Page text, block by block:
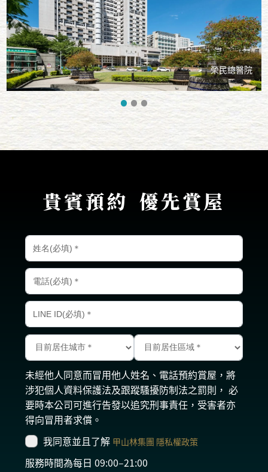
榮民總醫院
貴賓預約 優先賞屋
未經他人同意而冒用他人姓名、電話預約賞屋，將
涉犯個人資料保護法及跟蹤騷擾防制法之罰則， 必
要時本公司可進行告發以追究刑事責任，受害者亦
得向冒用者求償。
我同意並且了解 甲山林集團 隱私權政策
服務時間為每日 09:00–21:00